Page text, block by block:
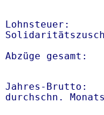
Lohnsteuer:
Abzüge
Jahres-